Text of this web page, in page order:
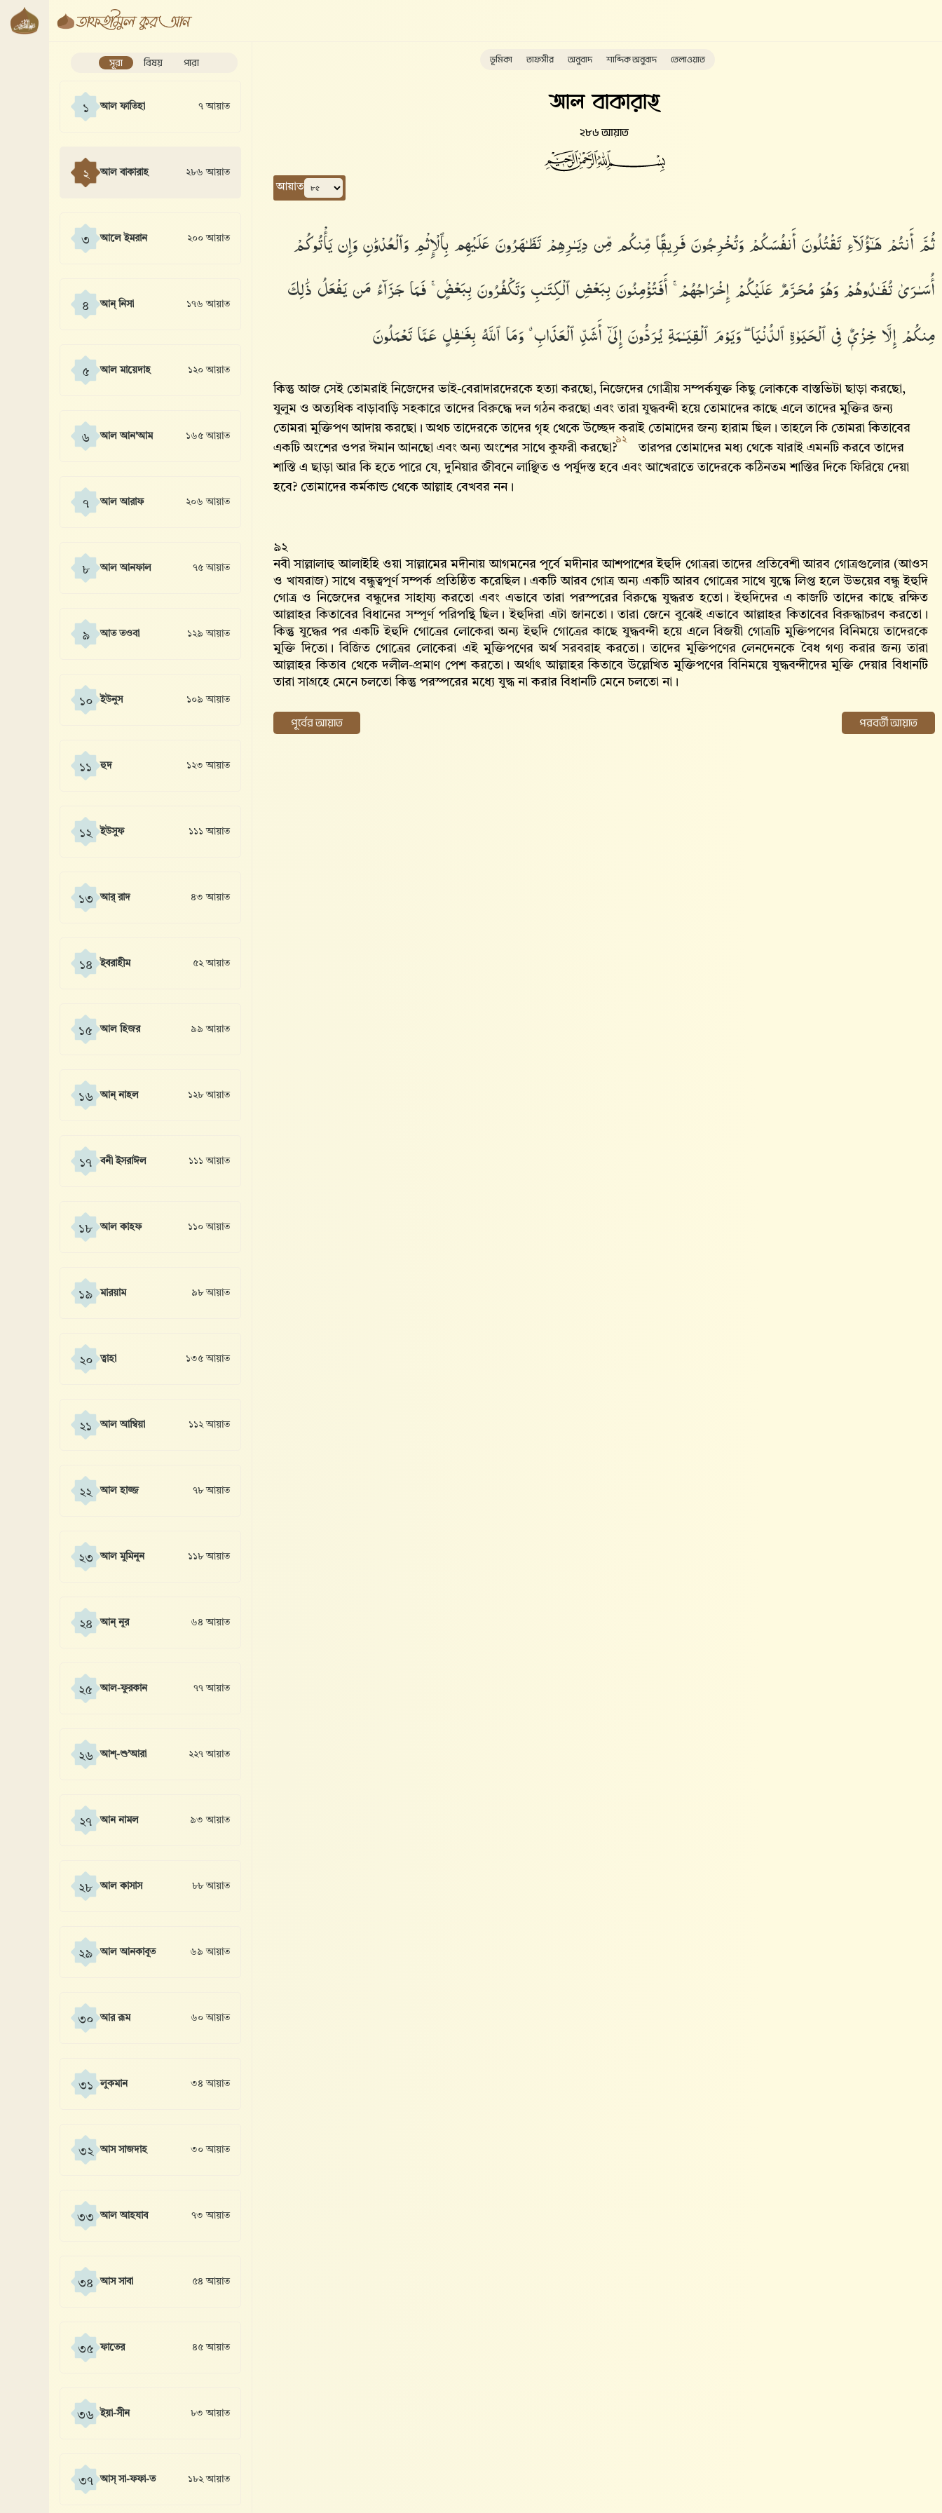
সূরা বিষয় পারা
১ আল ফাতিহা ৭ আয়াত
২ আল বাকারাহ ২৮৬ আয়াত
৩ আলে ইমরান ২০০ আয়াত
৪ আন্ নিসা ১৭৬ আয়াত
৫ আল মায়েদাহ ১২০ আয়াত
৬ আল আন'আম ১৬৫ আয়াত
৭ আল আরাফ ২০৬ আয়াত
৮ আল আনফাল ৭৫ আয়াত
৯ আত তওবা ১২৯ আয়াত
১০ ইউনুস ১০৯ আয়াত
১১ হুদ ১২৩ আয়াত
১২ ইউসুফ ১১১ আয়াত
১৩ আর্ রাদ ৪৩ আয়াত
১৪ ইবরাহীম ৫২ আয়াত
১৫ আল হিজর ৯৯ আয়াত
১৬ আন্ নাহল ১২৮ আয়াত
১৭ বনী ইসরাঈল ১১১ আয়াত
১৮ আল কাহফ ১১০ আয়াত
১৯ মারয়াম ৯৮ আয়াত
২০ ত্বাহা ১৩৫ আয়াত
২১ আল আম্বিয়া ১১২ আয়াত
২২ আল হাজ্জ ৭৮ আয়াত
২৩ আল মুমিনূন ১১৮ আয়াত
২৪ আন্ নূর ৬৪ আয়াত
২৫ আল-ফুরকান ৭৭ আয়াত
২৬ আশ্-শু’আরা ২২৭ আয়াত
২৭ আন নামল ৯৩ আয়াত
২৮ আল কাসাস ৮৮ আয়াত
২৯ আল আনকাবূত ৬৯ আয়াত
৩০ আর রূম ৬০ আয়াত
৩১ লুকমান ৩৪ আয়াত
৩২ আস সাজদাহ ৩০ আয়াত
৩৩ আল আহযাব ৭৩ আয়াত
৩৪ আস সাবা ৫৪ আয়াত
৩৫ ফাতের ৪৫ আয়াত
৩৬ ইয়া-সীন ৮৩ আয়াত
৩৭ আস্ সা-ফফা-ত ১৮২ আয়াত
ভূমিকা তাফসীর অনুবাদ শাব্দিক অনুবাদ তেলাওয়াত
আল বাকারাহ
২৮৬ আয়াত
আয়াত
ثُمَّ أَنتُمْ هَـٰٓؤُلَآءِ تَقْتُلُونَ أَنفُسَكُمْ وَتُخْرِجُونَ فَرِيقًۭا مِّنكُم مِّن دِيَـٰرِهِمْ تَظَـٰهَرُونَ عَلَيْهِم بِٱلْإِثْمِ وَٱلْعُدْوَٰنِ وَإِن يَأْتُوكُمْ
أُسَـٰرَىٰ تُفَـٰدُوهُمْ وَهُوَ مُحَرَّمٌ عَلَيْكُمْ إِخْرَاجُهُمْ ۚ أَفَتُؤْمِنُونَ بِبَعْضِ ٱلْكِتَـٰبِ وَتَكْفُرُونَ بِبَعْضٍۢ ۚ فَمَا جَزَآءُ مَن يَفْعَلُ ذَٰلِكَ
مِنكُمْ إِلَّا خِزْىٌۭ فِى ٱلْحَيَوٰةِ ٱلدُّنْيَا ۖ وَيَوْمَ ٱلْقِيَـٰمَةِ يُرَدُّونَ إِلَىٰٓ أَشَدِّ ٱلْعَذَابِ ۗ وَمَا ٱللَّهُ بِغَـٰفِلٍ عَمَّا تَعْمَلُونَ
কিন্তু আজ সেই তোমরাই নিজেদের ভাই-বেরাদারদেরকে হত্যা করছো, নিজেদের গোত্রীয় সম্পর্কযুক্ত কিছু লোককে বাস্তভিটা ছাড়া করছো,
যুলুম ও অত্যধিক বাড়াবাড়ি সহকারে তাদের বিরুদ্ধে দল গঠন করছো এবং তারা যুদ্ধবন্দী হয়ে তোমাদের কাছে এলে তাদের মুক্তির জন্য
তোমরা মুক্তিপণ আদায় করছো। অথচ তাদেরকে তাদের গৃহ থেকে উচ্ছেদ করাই তোমাদের জন্য হারাম ছিল। তাহলে কি তোমরা কিতাবের
একটি অংশের ওপর ঈমান আনছো এবং অন্য অংশের সাথে কুফরী করছো?
৯২
তারপর তোমাদের মধ্য থেকে যারাই এমনটি করবে তাদের
শাস্তি এ ছাড়া আর কি হতে পারে যে, দুনিয়ার জীবনে লাঞ্ছিত ও পর্যুদস্ত হবে এবং আখেরাতে তাদেরকে কঠিনতম শাস্তির দিকে ফিরিয়ে দেয়া
হবে? তোমাদের কর্মকান্ড থেকে আল্লাহ‌ বেখবর নন।
৯২
নবী সাল্লালাহু আলাইহি ওয়া সাল্লামের মদীনায় আগমনের পূর্বে মদীনার আশপাশের ইহুদি গোত্ররা তাদের প্রতিবেশী আরব গোত্রগুলোর (আওস
ও খাযরাজ) সাথে বন্ধুত্বপূর্ণ সম্পর্ক প্রতিষ্ঠিত করেছিল। একটি আরব গোত্র অন্য একটি আরব গোত্রের সাথে যুদ্ধে লিপ্ত হলে উভয়ের বন্ধু ইহুদি
গোত্র ও নিজেদের বন্ধুদের সাহায্য করতো এবং এভাবে তারা পরস্পরের বিরুদ্ধে যুদ্ধরত হতো। ইহুদিদের এ কাজটি তাদের কাছে রক্ষিত
আল্লাহর কিতাবের বিধানের সম্পূর্ণ পরিপন্থি ছিল। ইহুদিরা এটা জানতো। তারা জেনে বুঝেই এভাবে আল্লাহর কিতাবের বিরুদ্ধাচরণ করতো।
কিন্তু যুদ্ধের পর একটি ইহুদি গোত্রের লোকেরা অন্য ইহুদি গোত্রের কাছে যুদ্ধবন্দী হয়ে এলে বিজয়ী গোত্রটি মুক্তিপণের বিনিময়ে তাদেরকে
মুক্তি দিতো। বিজিত গোত্রের লোকেরা এই মুক্তিপণের অর্থ সরবরাহ করতো। তাদের মুক্তিপণের লেনদেনকে বৈধ গণ্য করার জন্য তারা
আল্লাহর কিতাব থেকে দলীল-প্রমাণ পেশ করতো। অর্থাৎ আল্লাহর কিতাবে উল্লেখিত মুক্তিপণের বিনিময়ে যুদ্ধবন্দীদের মুক্তি দেয়ার বিধানটি
তারা সাগ্রহে মেনে চলতো কিন্তু পরস্পরের মধ্যে যুদ্ধ না করার বিধানটি মেনে চলতো না।
পূর্বের আয়াত পরবর্তী আয়াত